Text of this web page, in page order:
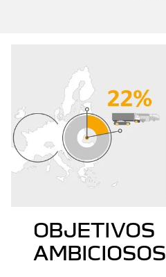
OBJETIVOS
AMBICIOSOS